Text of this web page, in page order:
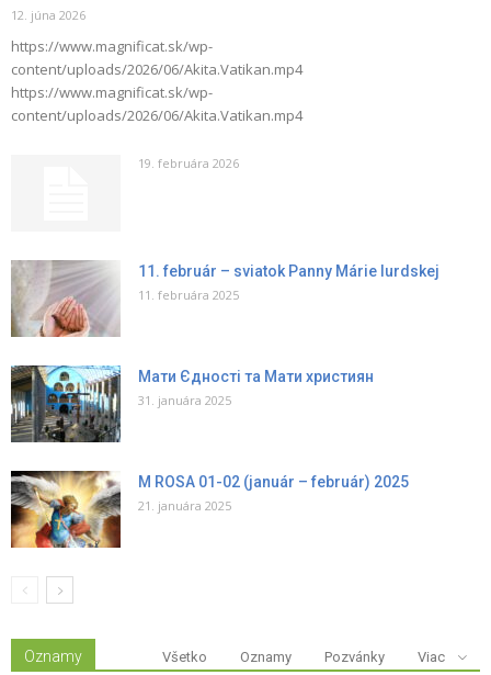
12. júna 2026
https://www.magnificat.sk/wp-
content/uploads/2026/06/Akita.Vatikan.mp4
https://www.magnificat.sk/wp-
content/uploads/2026/06/Akita.Vatikan.mp4
19. februára 2026
11. február – sviatok Panny Márie lurdskej
11. februára 2025
Мати Єдності та Мати християн
31. januára 2025
M ROSA 01-02 (január – február) 2025
21. januára 2025
Oznamy Všetko Oznamy Pozvánky Viac